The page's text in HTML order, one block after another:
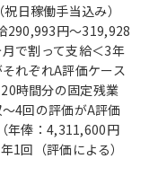
日稼働手当込み）
290,993円～319,928
で割って支給＜3年
れぞれA評価ケース
時間分の固定残業
4回の評価がA評価
年俸：4,311,600円
1回（評価による）